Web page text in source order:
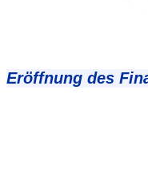
Eröffnung des